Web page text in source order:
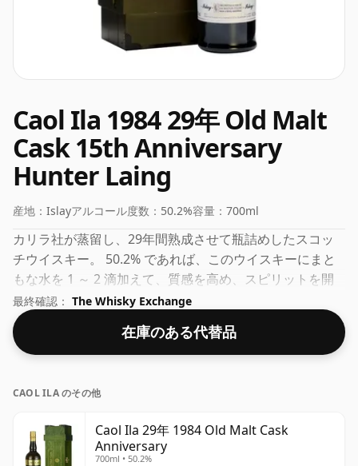
Caol Ila 1984 29年 Old Malt
Cask 15th Anniversary
Hunter Laing
産地： Islayアルコール度数： 50.2%容量： 700ml
カリラ社が蒸留し、29年間熟成させて瓶詰めしたスコッ
チウイスキー。 50.2% であれば、このウイスキーにまと
もな水を 1 ～ 2 滴加えて、質感を高め、スピリットを開
くことができます。
最終確認： The Whisky Exchange
在庫のある代替品
CAOL ILA のその他
Caol Ila 29年 1984 Old Malt Cask
Anniversary
700ml • 50.2%